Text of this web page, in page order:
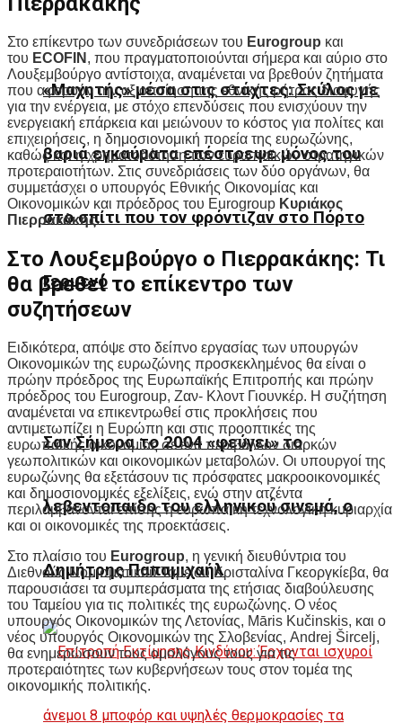
«Μαχητής» μέσα στις στάχτες: Σκύλος με
βαριά εγκαύματα επέστρεψε μόνος του
στο σπίτι που τον φρόντιζαν στο Πόρτο
Γερμενό
Σαν Σήμερα το 2004 «φεύγει» το
λεβεντόπαιδο του ελληνικού σινεμά, ο
Δημήτρης Παπαμιχαήλ
Στο επίκεντρο των συνεδριάσεων του Eurogroup και
του ECOFIN , που πραγματοποιούνται σήμερα και αύριο στο
Λουξεμβούργο αντίστοιχα, αναμένεται να βρεθούν ζητήματα
που αφορούν την αξιοποίηση της εθνικής ρήτρας διαφυγής
για την ενέργεια, με στόχο επενδύσεις που ενισχύουν την
ενεργειακή επάρκεια και μειώνουν το κόστος για πολίτες και
επιχειρήσεις, η δημοσιονομική πορεία της ευρωζώνης,
καθώς και η χρηματοδότηση των ευρωπαϊκών στρατηγικών
προτεραιοτήτων. Στις συνεδριάσεις των δύο οργάνων, θα
συμμετάσχει ο υπουργός Εθνικής Οικονομίας και
Οικονομικών και πρόεδρος του Eurogroup Κυριάκος
Πιερρακάκης.
Στο Λουξεμβούργο ο Πιερρακάκης: Τι
θα βρεθεί το επίκεντρο των
συζητήσεων
Ειδικότερα, απόψε στο δείπνο εργασίας των υπουργών
Οικονομικών της ευρωζώνης προσκεκλημένος θα είναι ο
πρώην πρόεδρος της Ευρωπαϊκής Επιτροπής και πρώην
πρόεδρος του Eurogroup, Ζαν- Κλοντ Γιουνκέρ. Η συζήτηση
αναμένεται να επικεντρωθεί στις προκλήσεις που
αντιμετωπίζει η Ευρώπη και στις προοπτικές της
ευρωπαϊκής οικονομίας σε ένα περιβάλλον διαρκών
γεωπολιτικών και οικονομικών μεταβολών. Οι υπουργοί της
ευρωζώνης θα εξετάσουν τις πρόσφατες μακροοικονομικές
και δημοσιονομικές εξελίξεις, ενώ στην ατζέντα
περιλαμβάνονται επίσης η ευρωπαϊκή τεχνολογική κυριαρχία
και οι οικονομικές της προεκτάσεις.
Στο πλαίσιο του Eurogroup, η γενική διευθύντρια του
Διεθνούς Νομισματικού Ταμείου Κρισταλίνα Γκεοργκίεβα, θα
παρουσιάσει τα συμπεράσματα της ετήσιας διαβούλευσης
του Ταμείου για τις πολιτικές της ευρωζώνης. Ο νέος
υπουργός Οικονομικών της Λετονίας, Māris Kučinskis, και ο
νέος υπουργός Οικονομικών της Σλοβενίας, Andrej Šircelj,
θα ενημερώσουν τους ομολόγους τους για τις
προτεραιότητες των κυβερνήσεων τους στον τομέα της
οικονομικής πολιτικής.